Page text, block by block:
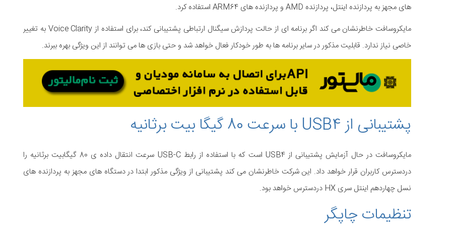
های مجهز به پردازنده اینتل، پردازنده AMD و پردازنده های ARM64 استفاده کرد.
مایکروسافت خاطرنشان می کند اگر برنامه ای از حالت پردازش سیگنال ارتباطی پشتیبانی کند، برای استفاده از Voice Clarity به تغییر
خاصی نیاز ندارد. قابلیت مذکور در سایر برنامه ها به طور خودکار فعال خواهد شد و حتی بازی ها می توانند از این ویژگی بهره ببرند.
پشتیبانی از USB4 با سرعت 80 گیگا بیت برثانیه
مایکروسافت در حال آزمایش پشتیبانی از USB4 است که با استفاده از رابط USB-C سرعت انتقال داده ی 80 گیگابیت برثانیه را
دردسترس کاربران قرار خواهد داد. این شرکت خاطرنشان می کند پشتیبانی از ویژگی مذکور ابتدا در دستگاه های مجهز به پردازنده های
نسل چهاردهم اینتل سری HX دردسترس خواهد بود.
تنظیمات چاپگر